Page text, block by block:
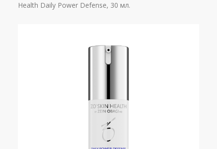
Health Daily Power Defense, 30 мл.